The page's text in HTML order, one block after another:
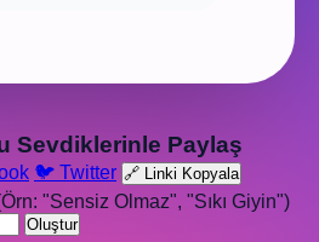
Sevdiklerinle Paylaş
🐦 Twitter 🔗 Linki Kopyala
"Sensiz Olmaz", "Sıkı Giyin")
Oluştur